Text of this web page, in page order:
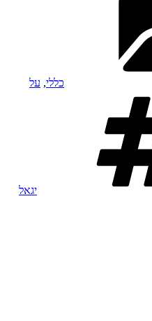
כללי, על
יגאל